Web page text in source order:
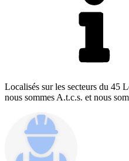
Localisés sur les secteurs du 45
nous sommes A.t.c.s. et nous